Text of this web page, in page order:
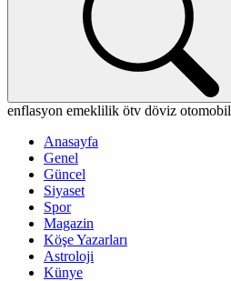
enflasyon emeklilik ötv döviz otomobil
Anasayfa
Genel
Güncel
Siyaset
Spor
Magazin
Köşe Yazarları
Astroloji
Künye